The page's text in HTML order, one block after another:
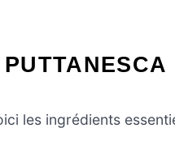
les ingrédients